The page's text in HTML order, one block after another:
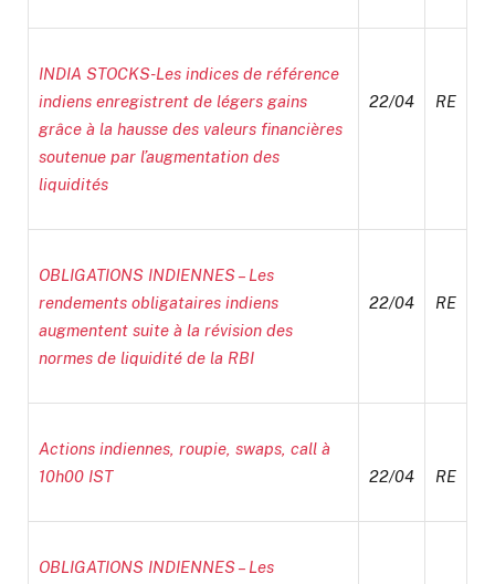
INDIA STOCKS-Les indices de référence
indiens enregistrent de légers gains
grâce à la hausse des valeurs financières
soutenue par l’augmentation des
liquidités
22/04 RE
OBLIGATIONS INDIENNES – Les
rendements obligataires indiens
augmentent suite à la révision des
normes de liquidité de la RBI
22/04 RE
Actions indiennes, roupie, swaps, call à
10h00 IST
22/04 RE
OBLIGATIONS INDIENNES – Les